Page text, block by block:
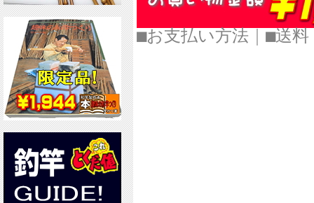
■お支払い方法 ■